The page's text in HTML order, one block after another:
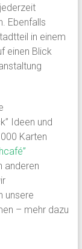
Ebenfalls
in einem
einen Blick
Ideen und
Karten
anderen
unsere
– mehr dazu